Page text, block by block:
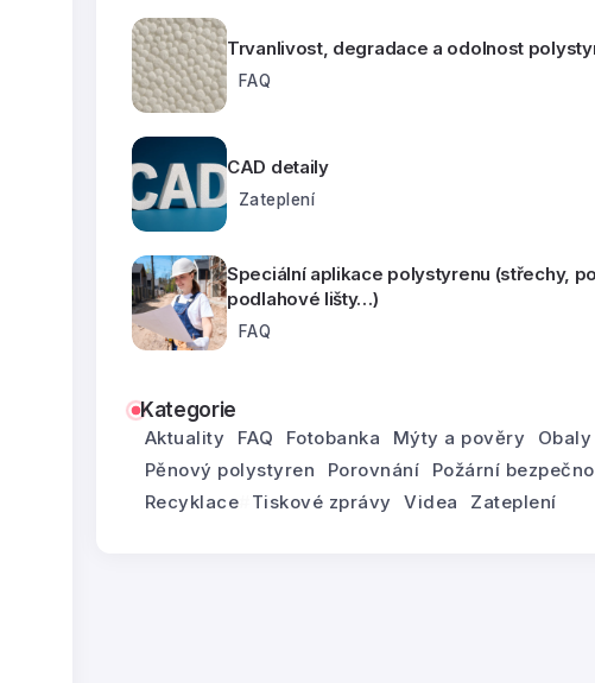
Trvanlivost, degradace a odolnost
FAQ
CAD detaily
Zateplení
Speciální aplikace polystyrenu (střechy,
podlahové lišty…)
FAQ
Kategorie
Aktuality FAQ Fotobanka Mýty a pověry
Obaly
Pěnový polystyren
Porovnání
Požární
Recyklace
Tiskové zprávy Videa Zateplení